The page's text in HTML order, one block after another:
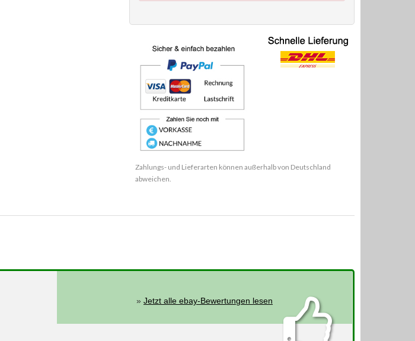
Zahlungs- und Lieferarten können außerhalb von Deutschland
abweichen.
»Jetzt alle ebay-Bewertungen lesen